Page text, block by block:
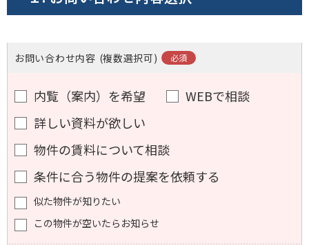
お問い合わせ内容 (複数選択可)
内覧（案内）を希望
WEBで相談
詳しい資料が欲しい
物件の賃料について相談
条件に合う物件の提案を依頼する
似た物件が知りたい
この物件が空いたらお知らせ